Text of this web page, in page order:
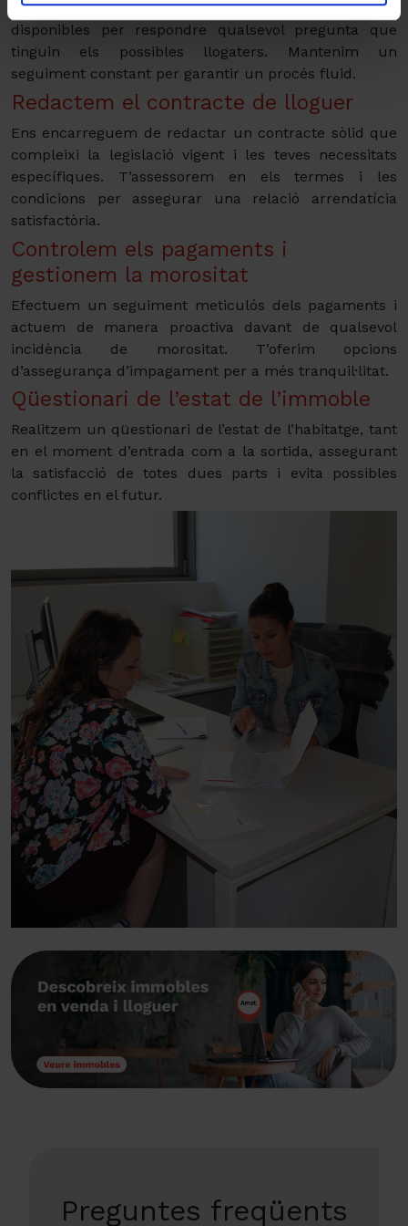
Coordinem les visites a la teva propietat i estem
disponibles per respondre qualsevol pregunta que
tinguin els possibles llogaters. Mantenim un
seguiment constant per garantir un procés fluid.
Redactem el contracte de lloguer
Ens encarreguem de redactar un contracte sòlid que
compleixi la legislació vigent i les teves necessitats
específiques. T’assessorem en els termes i les
condicions per assegurar una relació arrendatícia
satisfactòria.
Controlem els pagaments i
gestionem la morositat
Efectuem un seguiment meticulós dels pagaments i
actuem de manera proactiva davant de qualsevol
incidència de morositat. T’oferim opcions
d’assegurança d’impagament per a més tranquil·litat.
Qüestionari de l’estat de l’immoble
Realitzem un qüestionari de l’estat de l’habitatge, tant
en el moment d’entrada com a la sortida, assegurant
la satisfacció de totes dues parts i evita possibles
conflictes en el futur.
Preguntes freqüents